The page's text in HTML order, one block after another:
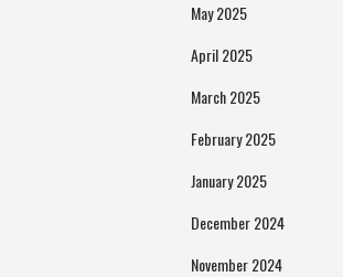
May 2025
April 2025
March 2025
February 2025
January 2025
December 2024
November 2024